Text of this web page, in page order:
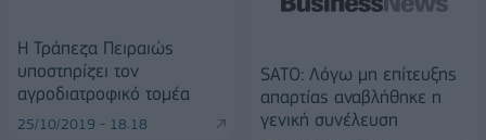
Η Τράπεζα Πειραιώς
υποστηρίζει τον
αγροδιατροφικό τομέα
25/10/2019 - 18:18
SATO: Λόγω μη επίτευξης
απαρτίας αναβλήθηκε η
γενική συνέλευση